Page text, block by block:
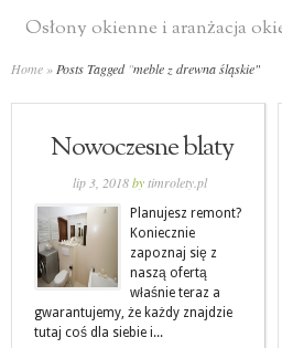
Osłony okienne i aranżacja
Home » Posts Tagged "meble z drewna śląskie"
Nowoczesne blaty
lip 3, 2018bytimrolety.pl
Planujesz remont?
Koniecznie
zapoznaj się z
naszą ofertą
właśnie teraz a
gwarantujemy, że każdy znajdzie
tutaj coś dla siebie i...